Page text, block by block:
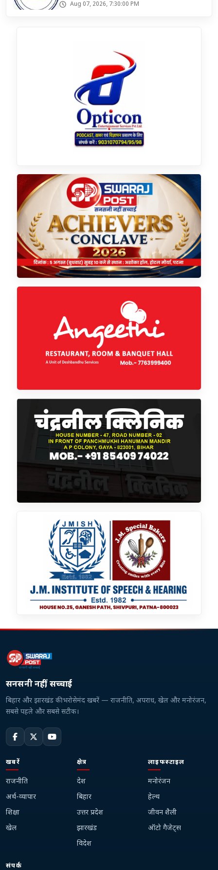
Aug 07, 2026, 7:30:00 PM
सनसनी नहीं, सच्चाई
बिहार और झारखंड की भरोसेमंद खबरें — राजनीति, अपराध, खेल और मनोरंजन,
सबसे पहले और सबसे सटीक।
खबरें
राजनीति
अर्थ-व्यापार
शिक्षा
खेल
क्षेत्र
देश
बिहार
उत्तर प्रदेश
झारखंड
विदेश
लाइफस्टाइल
मनोरंजन
हेल्थ
जीवन शैली
ऑटो गैजेट्स
संपर्क